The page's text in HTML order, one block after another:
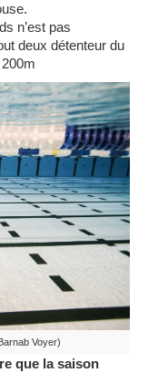
n’est pas
deux détenteur du
Voyer)
que la saison